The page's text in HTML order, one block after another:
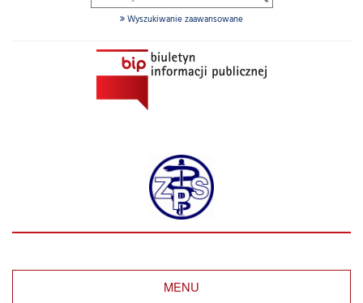
Wyszukiwanie zaawansowane
MENU